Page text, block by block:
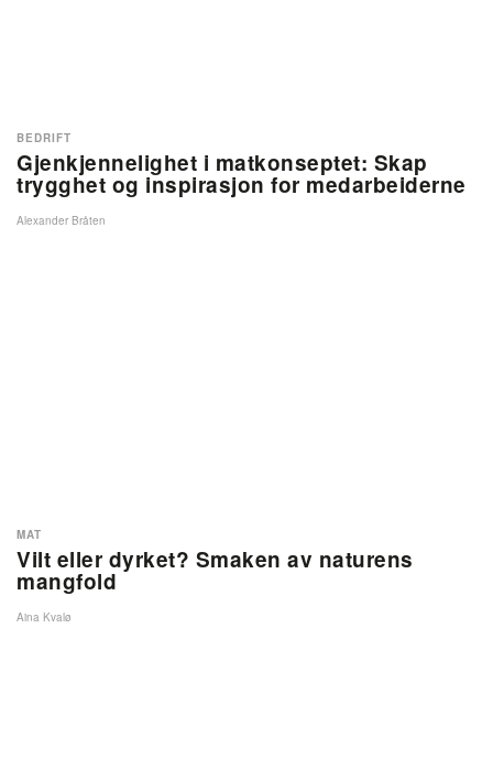
Gjenkjennelighet i matkonseptet: Skap
trygghet og inspirasjon for medarbeiderne
BEDRIFT
Alexander Bråten
Vilt eller dyrket? Smaken av naturens
mangfold
MAT
Aina Kvalø